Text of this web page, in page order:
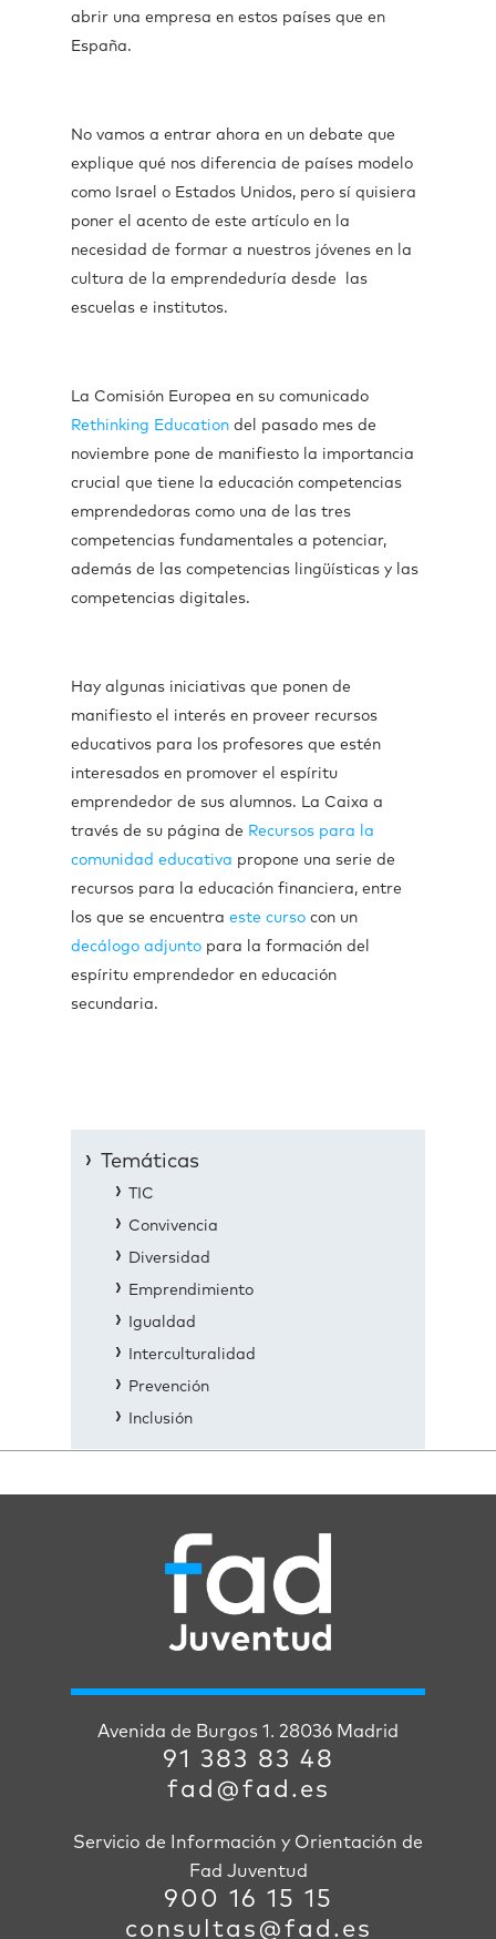
abrir una empresa en estos países que en
España.
No vamos a entrar ahora en un debate que
explique qué nos diferencia de países modelo
como Israel o Estados Unidos, pero sí quisiera
poner el acento de este artículo en la
necesidad de formar a nuestros jóvenes en la
cultura de la emprendeduría desde las
escuelas e institutos.
La Comisión Europea en su comunicado
Rethinking Education del pasado mes de
noviembre pone de manifiesto la importancia
crucial que tiene la educación competencias
emprendedoras como una de las tres
competencias fundamentales a potenciar,
además de las competencias lingüísticas y las
competencias digitales.
Hay algunas iniciativas que ponen de
manifiesto el interés en proveer recursos
educativos para los profesores que estén
interesados en promover el espíritu
emprendedor de sus alumnos. La Caixa a
través de su página de Recursos para la
comunidad educativa propone una serie de
recursos para la educación financiera, entre
los que se encuentra este curso con un
decálogo adjunto para la formación del
espíritu emprendedor en educación
secundaria.
Temáticas
TIC
Convivencia
Diversidad
Emprendimiento
Igualdad
Interculturalidad
Prevención
Inclusión
Avenida de Burgos 1. 28036 Madrid
91 383 83 48
fad@fad.es
Servicio de Información y Orientación de
Fad Juventud
900 16 15 15
consultas@fad.es